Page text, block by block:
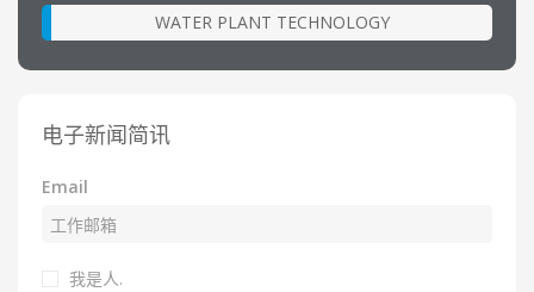
WATER PLANT TECHNOLOGY
电子新闻简讯
Email
我是人.